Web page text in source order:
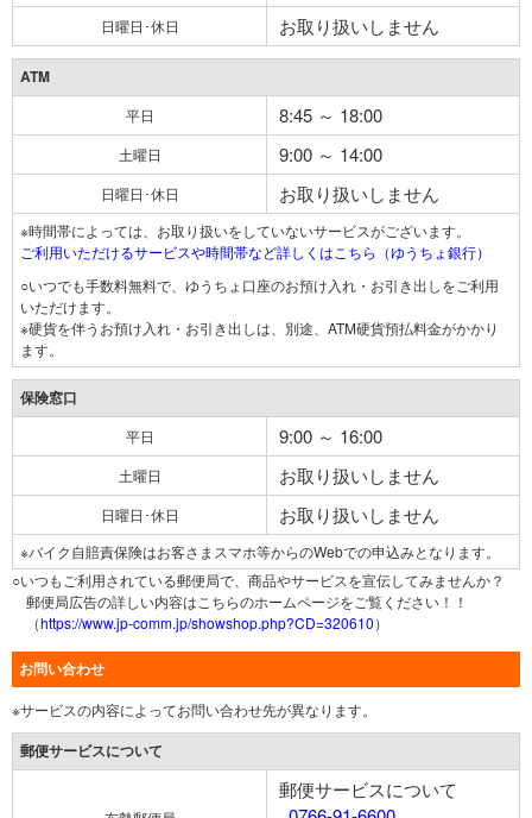
日曜日･休日 お取り扱いしません
ATM
平日 8:45 ～ 18:00
土曜日 9:00 ～ 14:00
日曜日･休日 お取り扱いしません
※時間帯によっては、お取り扱いをしていないサービスがございます。
ご利用いただけるサービスや時間帯など詳しくはこちら（ゆうちょ銀行）
○いつでも手数料無料で、ゆうちょ口座のお預け入れ・お引き出しをご利用
いただけます。
※硬貨を伴うお預け入れ・お引き出しは、別途、ATM硬貨預払料金がかかり
ます。
保険窓口
平日 9:00 ～ 16:00
土曜日 お取り扱いしません
日曜日･休日 お取り扱いしません
※バイク自賠責保険はお客さまスマホ等からのWebでの申込みとなります。
○いつもご利用されている郵便局で、商品やサービスを宣伝してみませんか？
郵便局広告の詳しい内容はこちらのホームページをご覧ください！！
（https://www.jp-comm.jp/showshop.php?CD=320610）
お問い合わせ
※サービスの内容によってお問い合わせ先が異なります。
郵便サービスについて
郵便サービスについて